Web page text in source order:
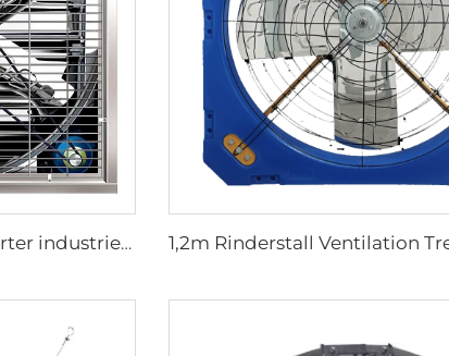
1530mm Kuhstall galvanisierter industrieller rostfreier Stahlwandlüfter, Ventilations-Abluftlüfter